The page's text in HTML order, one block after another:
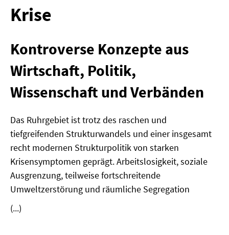
SONDERVERÖFFENTLICHUNGEN
LANGFASSUNGEN ZU DEN MEMORANDEN
MATERIALIEN
MATERIALIEN ZU DEN MEMORANDEN
MATERIALIEN ZUR SOMMERSCHULE
MEMO-FORUM
SOMMERSCHULE
SOMMERSCHULE 2025
SOMMERSCHULE 2024
Krise
Kontroverse Konzepte aus
Wirtschaft, Politik,
Wissenschaft und Verbänden
Das Ruhrgebiet ist trotz des raschen und
tiefgreifenden Strukturwandels und einer insgesamt
recht modernen Strukturpolitik von starken
Krisensymptomen geprägt. Arbeitslosigkeit, soziale
Ausgrenzung, teilweise fortschreitende
Umweltzerstörung und räumliche Segregation
(...)